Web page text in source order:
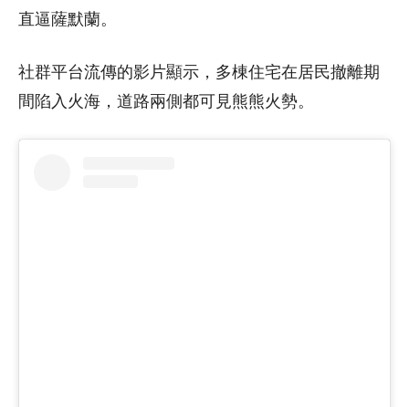
直逼薩默蘭。
社群平台流傳的影片顯示，多棟住宅在居民撤離期
間陷入火海，道路兩側都可見熊熊火勢。